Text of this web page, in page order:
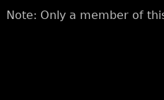
Note: Only a member of